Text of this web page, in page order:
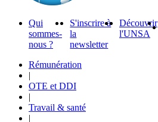
Qui
sommes-
nous ?
S'inscrire à
la
newsletter
Découvrir
l'UNSA
Rémunération
|
OTE et DDI
|
Travail & santé
|